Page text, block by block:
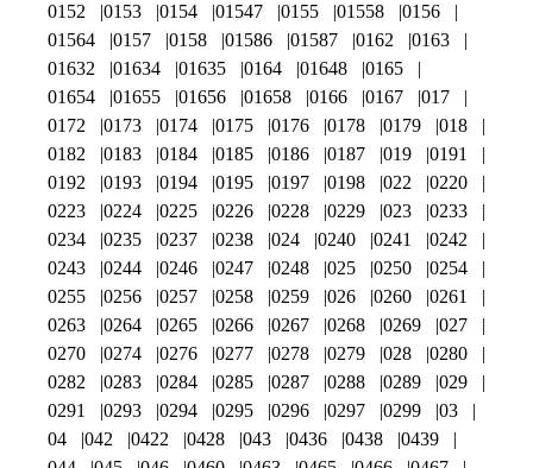
0152
0153 0154 01547 0155 01558
0156
01564
0157 0158 01586 01587 0162
0163
01632
01634 01635 0164 01648
0165
01654
01655 01656 01658 0166 0167
017
0172
0173 0174 0175 0176 0178 0179
018
0182
0183 0184 0185 0186 0187 019
0191
0192
0193 0194 0195 0197 0198 022
0220
0223
0224 0225 0226 0228 0229 023
0233
0234
0235 0237 0238 024 0240 0241
0242
0243
0244 0246 0247 0248 025 0250
0254
0255
0256 0257 0258 0259 026 0260
0261
0263
0264 0265 0266 0267 0268 0269
027
0270
0274 0276 0277 0278 0279 028
0280
0282
0283 0284 0285 0287 0288 0289
029
0291
0293 0294 0295 0296 0297 0299
03
04
042 0422 0428 043 0436 0438
0439